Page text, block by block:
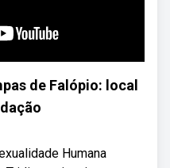
de Falópio: local
Humana